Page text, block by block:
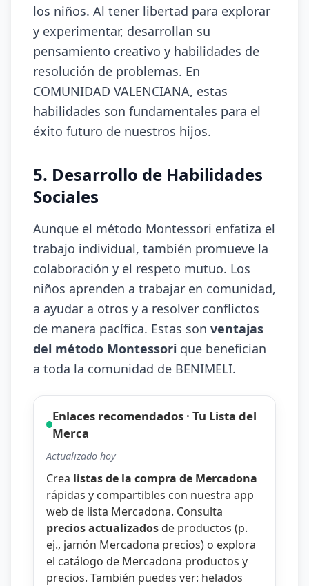
los niños. Al tener libertad para explorar
y experimentar, desarrollan su
pensamiento creativo y habilidades de
resolución de problemas. En
COMUNIDAD VALENCIANA, estas
habilidades son fundamentales para el
éxito futuro de nuestros hijos.
5. Desarrollo de Habilidades
Sociales
Aunque el método Montessori enfatiza el
trabajo individual, también promueve la
colaboración y el respeto mutuo. Los
niños aprenden a trabajar en comunidad,
a ayudar a otros y a resolver conflictos
de manera pacífica. Estas son ventajas
del método Montessori que benefician
a toda la comunidad de BENIMELI.
Enlaces recomendados · Tu Lista del
Merca
Actualizado hoy
Crea listas de la compra de Mercadona
rápidas y compartibles con nuestra app
web de lista Mercadona. Consulta
precios actualizados de productos (p.
ej., jamón Mercadona precios) o explora
el catálogo de Mercadona productos y
precios. También puedes ver: helados